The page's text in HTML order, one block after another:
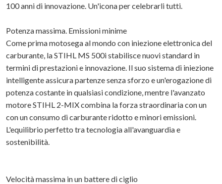
100 anni di innovazione. Un'icona per celebrarli tutti.
Potenza massima. Emissioni minime
Come prima motosega al mondo con iniezione elettronica del
carburante, la STIHL MS 500i stabilisce nuovi standard in
termini di prestazioni e innovazione. Il suo sistema di iniezione
intelligente assicura partenze senza sforzo e un'erogazione di
potenza costante in qualsiasi condizione, mentre l'avanzato
motore STIHL 2-MIX combina la forza straordinaria con un
con un consumo di carburante ridotto e minori emissioni.
L'equilibrio perfetto tra tecnologia all'avanguardia e
sostenibilità.
Velocità massima in un battere di ciglio